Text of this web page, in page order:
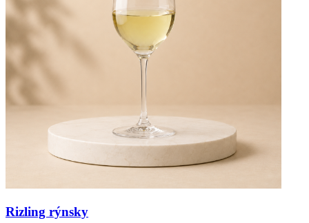
Rizling rýnsky